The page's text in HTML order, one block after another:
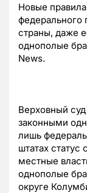
Новые
федерального
страны, даже
однополые
News.
Верховный
законными
лишь
штатах
местные
однополые
округе